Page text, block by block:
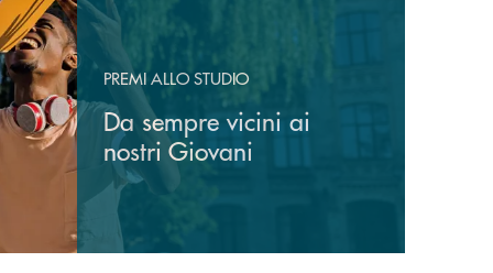
PREMI ALLO STUDIO
Da sempre vicini ai
nostri Giovani